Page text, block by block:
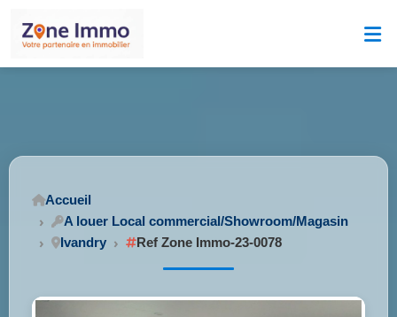
Accueil
A louer Local commercial/Showroom/Magasin
Ivandry
Ref Zone Immo-23-0078